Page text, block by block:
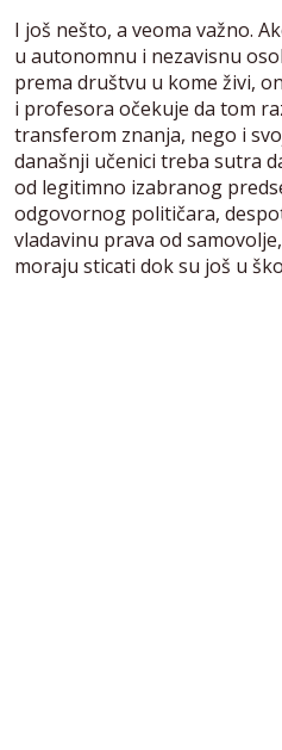
I još nešto, a veoma važno.
u autonomnu i nezavisnu
prema društvu u kome živi,
i profesora očekuje da tom
transferom znanja, nego i
današnji učenici treba sutra
od legitimno izabranog
odgovornog političara,
vladavinu prava od
moraju sticati dok su još u